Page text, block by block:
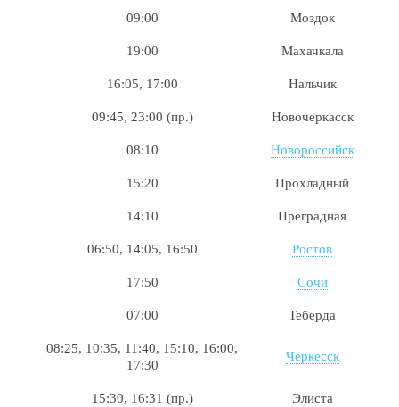
09:00 Моздок
19:00 Махачкала
16:05, 17:00 Нальчик
09:45, 23:00 (пр.) Новочеркасск
08:10 Новороссийск
15:20 Прохладный
14:10 Преградная
06:50, 14:05, 16:50 Ростов
17:50 Сочи
07:00 Теберда
08:25, 10:35, 11:40, 15:10, 16:00,
17:30
Черкесск
15:30, 16:31 (пр.) Элиста